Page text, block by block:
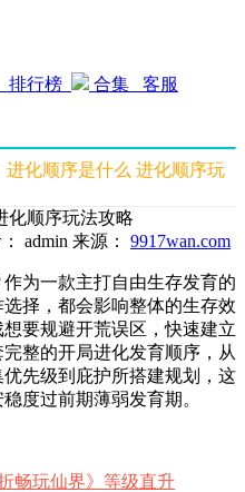
排行榜 合集 客服
进化顺序是什么 进化顺序玩
化顺序玩法攻略
admin 来源： 9917wan.com
作为一款主打自由生存发育的
择，都会影响整体的生存效
要规避开荒误区，快速建立
整的开局进化发育顺序，从
先级到庇护所搭建规划，这
度过前期薄弱发育期。
畅玩仙界》等级直升